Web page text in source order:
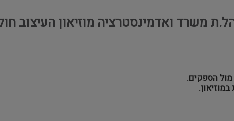
מול הספקים.